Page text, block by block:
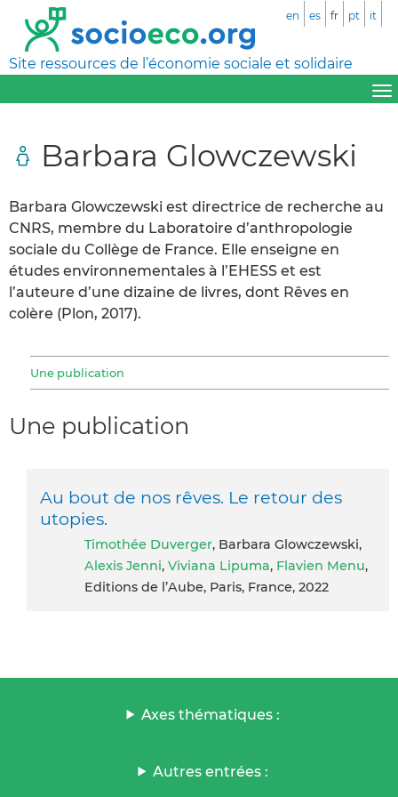
Site ressources de l’économie sociale et solidaire
en es fr pt it
Barbara Glowczewski
Barbara Glowczewski est directrice de recherche au
CNRS, membre du Laboratoire d’anthropologie
sociale du Collège de France. Elle enseigne en
études environnementales à l’EHESS et est
l’auteure d’une dizaine de livres, dont Rêves en
colère (Plon, 2017).
Une publication
Une publication
Au bout de nos rêves. Le retour des
utopies.
Timothée Duverger, Barbara Glowczewski,
Alexis Jenni, Viviana Lipuma, Flavien Menu,
Editions de l’Aube, Paris, France, 2022
Axes thématiques :
Autres entrées :